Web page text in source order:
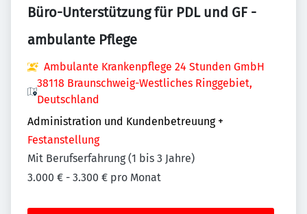
Büro-Unterstützung für PDL und GF -
ambulante Pflege
Ambulante Krankenpflege 24 Stunden GmbH
38118 Braunschweig-Westliches Ringgebiet,
Deutschland
Administration und Kundenbetreuung +
Festanstellung
Mit Berufserfahrung (1 bis 3 Jahre)
3.000 € - 3.300 € pro Monat